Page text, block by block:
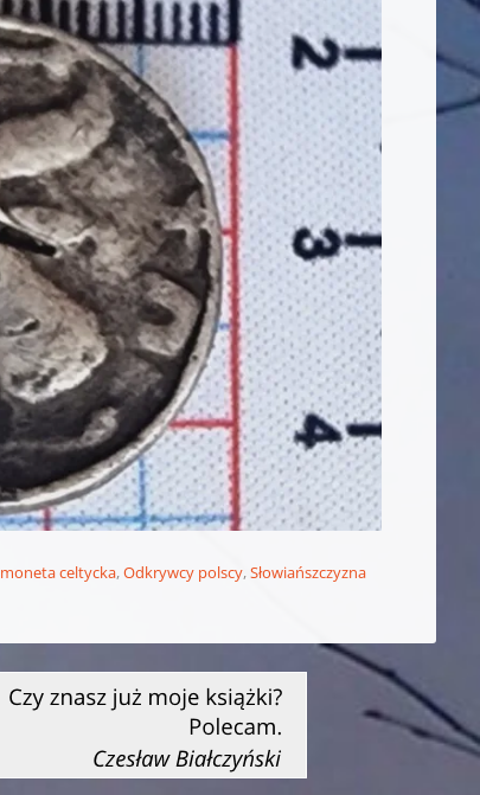
moneta celtycka,Odkrywcy polscy,Słowiańszczyzna